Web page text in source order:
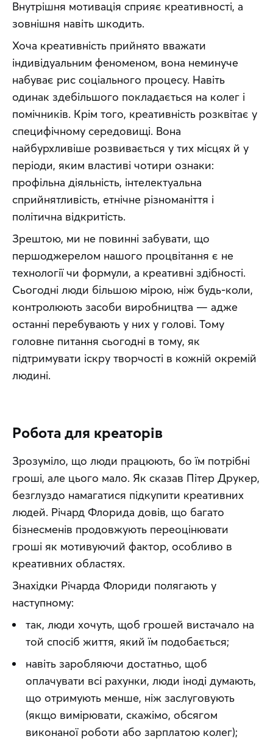
Внутрішня мотивація сприяє креативності, а
зовнішня навіть шкодить.
Хоча креативність прийнято вважати
індивідуальним феноменом, вона неминуче
набуває рис соціального процесу. Навіть
одинак ​​здебільшого покладається на колег і
помічників. Крім того, креативність розквітає у
специфічному середовищі. Вона
найбурхливіше розвивається у тих місцях й у
періоди, яким властиві чотири ознаки:
профільна діяльність, інтелектуальна
сприйнятливість, етнічне різноманіття і
політична відкритість.
Зрештою, ми не повинні забувати, що
першоджерелом нашого процвітання є не
технології чи формули, а креативні здібності.
Сьогодні люди більшою мірою, ніж будь-коли,
контролюють засоби виробництва — адже
останні перебувають у них у голові. Тому
головне питання сьогодні в тому, як
підтримувати іскру творчості в кожній окремій
людині.
Робота для креаторів
Зрозуміло, що люди працюють, бо їм потрібні
гроші, але цього мало. Як сказав Пітер Друкер,
безглуздо намагатися підкупити креативних
людей. Річард Флорида довів, що багато
бізнесменів продовжують переоцінювати
гроші як мотивуючий фактор, особливо в
креативних областях.
Знахідки Річарда Флориди полягають у
наступному:
так, люди хочуть, щоб грошей вистачало на
той спосіб життя, який їм подобається;
навіть заробляючи достатньо, щоб
оплачувати всі рахунки, люди іноді думають,
що отримують менше, ніж заслуговують
(якщо вимірювати, скажімо, обсягом
виконаної роботи або зарплатою колег);